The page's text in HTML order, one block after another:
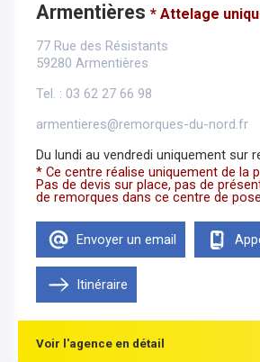
Armentières * Attelage
77 Rue des Résistants
59280 Armentières
Tel. : 03 62 27 66 98
armentieres@remorques-du-nord.fr
Du lundi au vendredi uniquement sur
* Ce centre réalise uniquement de la
Pas de devis sur place, pas de
de remorques dans ce centre de
Envoyer un email
Itinéraire
Voir l'agence en détail